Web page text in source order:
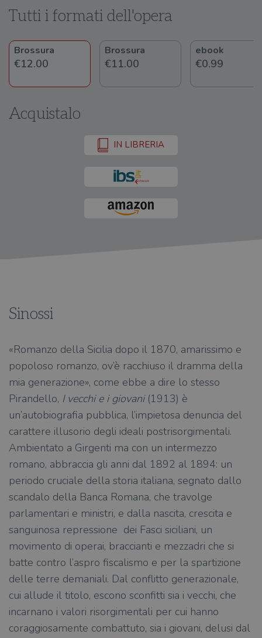
Tutti i formati dell'opera
Brossura
€12.00
Brossura
€11.00
ebook
€0.99
Acquistalo
IN LIBRERIA
Sinossi
«Romanzo della Sicilia dopo il 1870, amarissimo e
popoloso romanzo, ov’è racchiuso il dramma della
mia generazione», come ebbe a dire lo stesso
Pirandello, Ivecchi e i giovani(1913) è
un’autobiografia pubblica, l’impietosa denuncia del
carattere illusorio degli ideali postrisorgimentali.
Ambientato a Girgenti ma con un intermezzo
romano, abbraccia gli anni dal 1892 al 1894: un
periodo cruciale della storia italiana, segnato dallo
scandalo della Banca Romana, che travolge
parlamentari e ministri, e dalla nascita, crescita e
sanguinosa repressione dei Fasci siciliani, un
movimento di operai, braccianti e mezzadri che si
batte contro l’aspro fiscalismo e per la spartizione
delle terre demaniali. Dal conflitto generazionale,
cui allude il titolo, escono sconfitti sia i vecchi, che
incarnano i valori risorgimentali per cui hanno
coraggiosamente combattuto, sia i giovani, delusi dal